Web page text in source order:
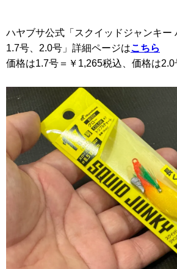
ハヤブサ公式「スクイッドジャンキー
1.7号、2.0号」詳細ページはこちら
価格は1.7号＝￥1,265税込、価格は2.0